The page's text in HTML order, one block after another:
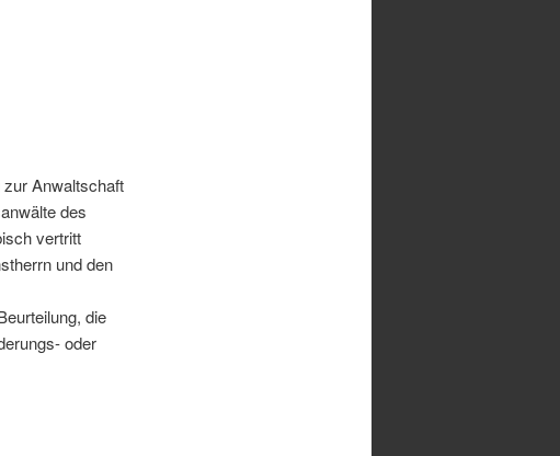
Anwaltschaft
des
vertritt
und den
die
oder